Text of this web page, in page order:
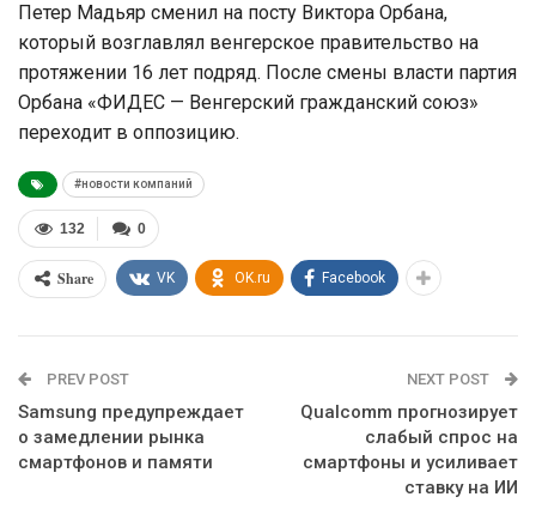
Петер Мадьяр сменил на посту Виктора Орбана,
который возглавлял венгерское правительство на
протяжении 16 лет подряд. После смены власти партия
Орбана «ФИДЕС — Венгерский гражданский союз»
переходит в оппозицию.
#новости компаний
0
132
Share VK OK.ru Facebook
PREV POST
Samsung предупреждает
о замедлении рынка
смартфонов и памяти
NEXT POST
Qualcomm прогнозирует
слабый спрос на
смартфоны и усиливает
ставку на ИИ